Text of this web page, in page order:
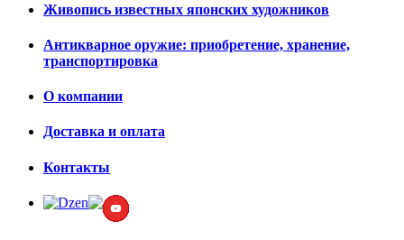
Живопись известных японских художников
Антикварное оружие: приобретение, хранение,
транспортировка
О компании
Доставка и оплата
Контакты